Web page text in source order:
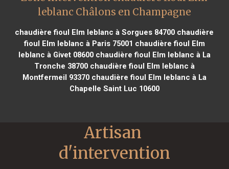
leblanc Châlons en Champagne
chaudière fioul Elm leblanc à Sorgues 84700 chaudière
fioul Elm leblanc à Paris 75001 chaudière fioul Elm
leblanc à Givet 08600chaudière fioul Elm leblanc à La
Tronche 38700chaudière fioul Elm leblanc à
Montfermeil 93370chaudière fioul Elm leblanc à La
Chapelle Saint Luc 10600
Artisan
d'intervention